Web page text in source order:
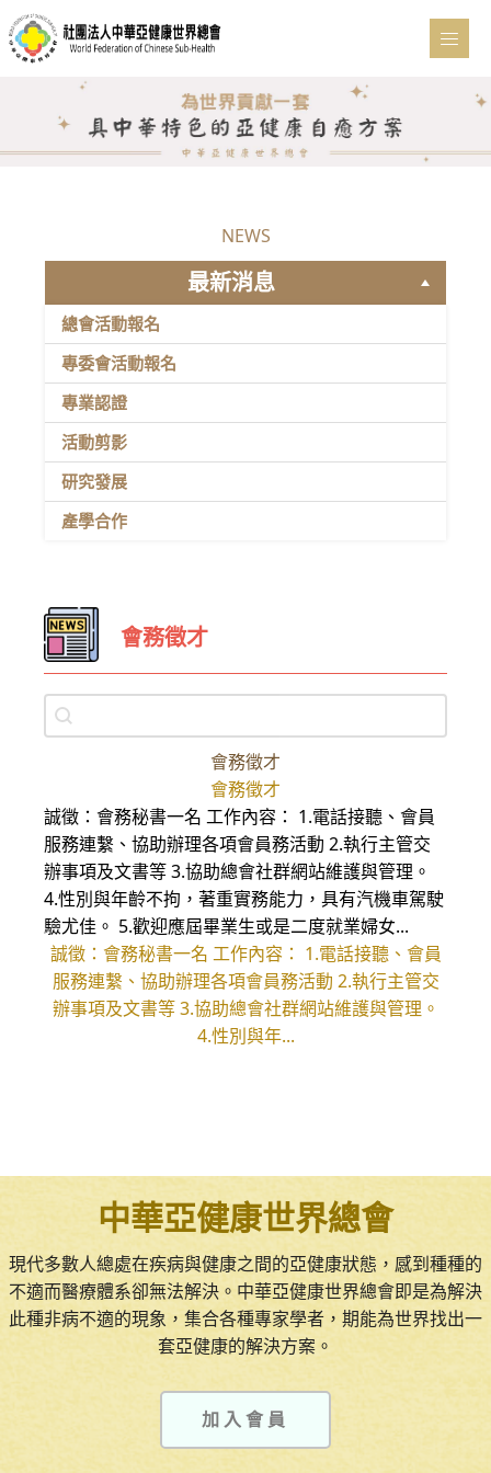
NEWS
最新消息
總會活動報名
專委會活動報名
專業認證
活動剪影
研究發展
產學合作
會務徵才
post_search
會務徵才
會務徵才
誠徵：會務秘書一名 工作內容： 1.電話接聽、會員
服務連繫、協助辦理各項會員務活動 2.執行主管交
辦事項及文書等 3.協助總會社群網站維護與管理。
4.性別與年齡不拘，著重實務能力，具有汽機車駕駛
驗尤佳。 5.歡迎應屆畢業生或是二度就業婦女...
誠徵：會務秘書一名 工作內容： 1.電話接聽、會員
服務連繫、協助辦理各項會員務活動 2.執行主管交
辦事項及文書等 3.協助總會社群網站維護與管理。
4.性別與年...
中華亞健康世界總會
現代多數人總處在疾病與健康之間的亞健康狀態，感到種種的
不適而醫療體系卻無法解決。中華亞健康世界總會即是為解決
此種非病不適的現象，集合各種專家學者，期能為世界找出一
套亞健康的解決方案。
加入會員